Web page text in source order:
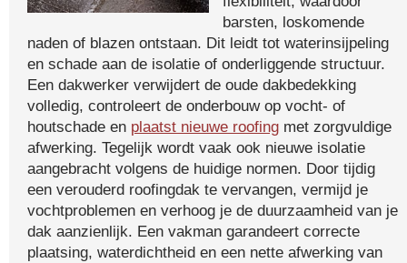
barsten, loskomende
naden of blazen ontstaan. Dit leidt tot waterinsijpeling
en schade aan de isolatie of onderliggende structuur.
Een dakwerker verwijdert de oude dakbedekking
volledig, controleert de onderbouw op vocht- of
houtschade en plaatst nieuwe roofing met zorgvuldige
afwerking. Tegelijk wordt vaak ook nieuwe isolatie
aangebracht volgens de huidige normen. Door tijdig
een verouderd roofingdak te vervangen, vermijd je
vochtproblemen en verhoog je de duurzaamheid van je
dak aanzienlijk. Een vakman garandeert correcte
plaatsing, waterdichtheid en een nette afwerking van